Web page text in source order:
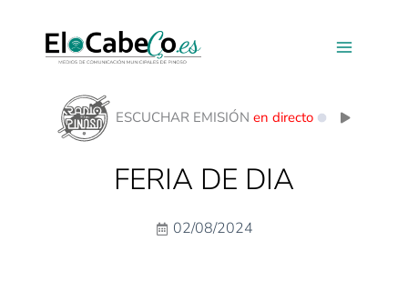
contenido
ESCUCHAR EMISIÓN en directo
FERIA DE DIA
02/08/2024